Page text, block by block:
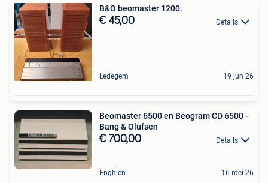
B&O beomaster 1200.
€ 45,00 Details
Ledegem 19 jun 26
Beomaster 6500 en Beogram CD 6500 -
Bang & Olufsen
€ 700,00 Details
Enghien 16 mei 26